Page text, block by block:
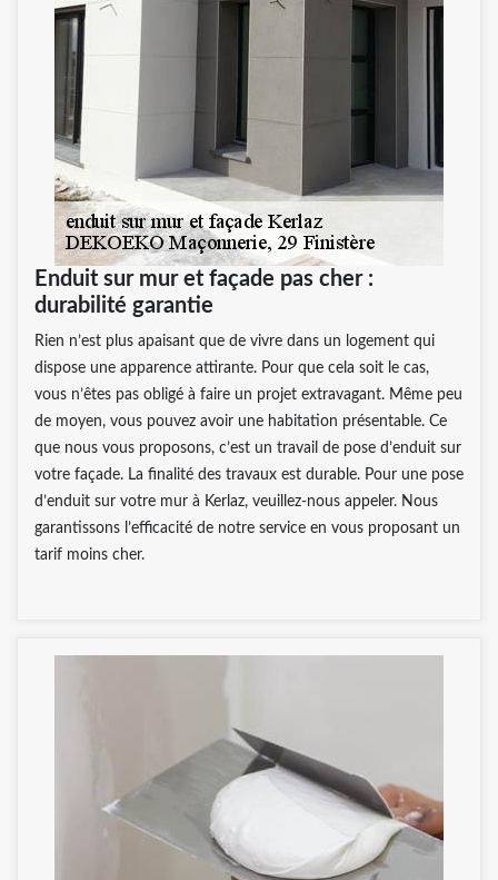
Enduit sur mur et façade pas cher :
durabilité garantie
Rien n’est plus apaisant que de vivre dans un logement qui
dispose une apparence attirante. Pour que cela soit le cas,
vous n’êtes pas obligé à faire un projet extravagant. Même peu
de moyen, vous pouvez avoir une habitation présentable. Ce
que nous vous proposons, c’est un travail de pose d’enduit sur
votre façade. La finalité des travaux est durable. Pour une pose
d’enduit sur votre mur à Kerlaz, veuillez-nous appeler. Nous
garantissons l’efficacité de notre service en vous proposant un
tarif moins cher.